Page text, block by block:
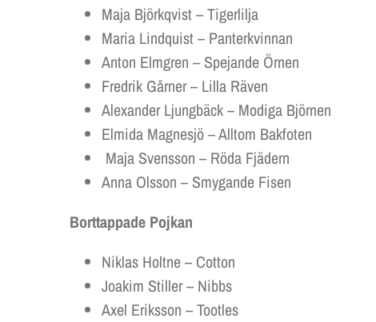
Maja Björkqvist – Tigerlilja
Maria Lindquist – Panterkvinnan
Anton Elmgren – Spejande Örnen
Fredrik Gårner – Lilla Räven
Alexander Ljungbäck – Modiga Björnen
Elmida Magnesjö – Alltom Bakfoten
Maja Svensson – Röda Fjädern
Anna Olsson – Smygande Fisen
Borttappade Pojkan
Niklas Holtne – Cotton
Joakim Stiller – Nibbs
Axel Eriksson – Tootles